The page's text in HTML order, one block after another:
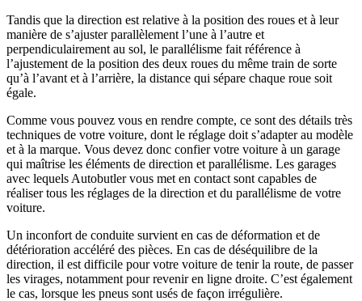
Tandis que la direction est relative à la position des roues et à leur
manière de s’ajuster parallèlement l’une à l’autre et
perpendiculairement au sol, le parallélisme fait référence à
l’ajustement de la position des deux roues du même train de sorte
qu’à l’avant et à l’arrière, la distance qui sépare chaque roue soit
égale.
Comme vous pouvez vous en rendre compte, ce sont des détails très
techniques de votre voiture, dont le réglage doit s’adapter au modèle
et à la marque. Vous devez donc confier votre voiture à un garage
qui maîtrise les éléments de direction et parallélisme. Les garages
avec lequels Autobutler vous met en contact sont capables de
réaliser tous les réglages de la direction et du parallélisme de votre
voiture.
Un inconfort de conduite survient en cas de déformation et de
détérioration accéléré des pièces. En cas de déséquilibre de la
direction, il est difficile pour votre voiture de tenir la route, de passer
les virages, notamment pour revenir en ligne droite. C’est également
le cas, lorsque les pneus sont usés de façon irrégulière.